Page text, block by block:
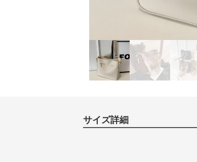
サイズ詳細